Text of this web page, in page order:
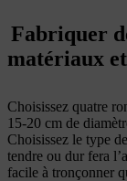
Fabriquer
matériaux
Choisissez quatre
15-20 cm de
Choisissez le type
tendre ou dur fera
facile à tronçonner